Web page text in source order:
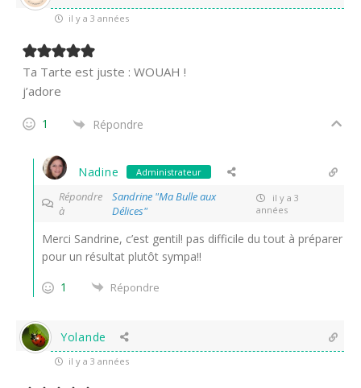
il y a 3 années
Ta Tarte est juste : WOUAH !
j’adore
1 Répondre
Nadine Administrateur
Répondre
à
Sandrine "Ma Bulle aux
Délices"
il y a 3
années
Merci Sandrine, c’est gentil! pas difficile du tout à préparer
pour un résultat plutôt sympa!!
1
Répondre
Yolande
il y a 3 années